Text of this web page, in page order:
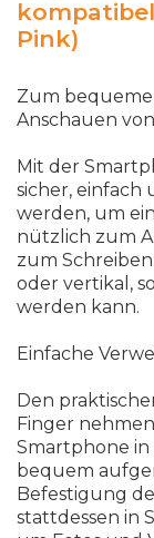
Pink)
Zum
Anschauen
Mit der
sicher, einfach
werden, um
nützlich zum
zum
oder vertikal,
werden kann.
Einfache
Den
Finger
Smartphone in
bequem
Befestigung
stattdessen in